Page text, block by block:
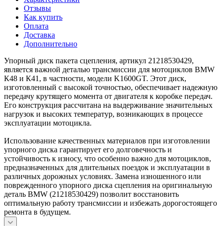
Отзывы
Как купить
Оплата
Доставка
Дополнительно
Упорный диск пакета сцепления, артикул 21218530429,
является важной деталью трансмиссии для мотоциклов BMW
К48 и К41, в частности, модели K1600GT. Этот диск,
изготовленный с высокой точностью, обеспечивает надежную
передачу крутящего момента от двигателя к коробке передач.
Его конструкция рассчитана на выдерживание значительных
нагрузок и высоких температур, возникающих в процессе
эксплуатации мотоцикла.
Использование качественных материалов при изготовлении
упорного диска гарантирует его долговечность и
устойчивость к износу, что особенно важно для мотоциклов,
предназначенных для длительных поездок и эксплуатации в
различных дорожных условиях. Замена изношенного или
поврежденного упорного диска сцепления на оригинальную
деталь BMW (21218530429) позволит восстановить
оптимальную работу трансмиссии и избежать дорогостоящего
ремонта в будущем.